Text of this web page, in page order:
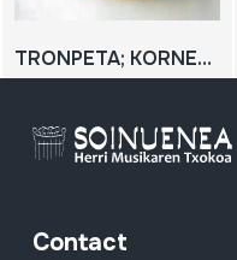
TRONPETA; KORNETA
Contact